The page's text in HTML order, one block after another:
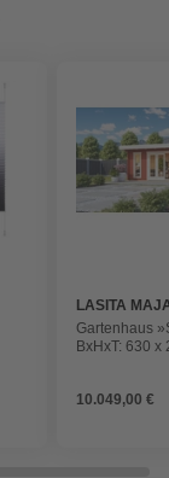
LASITA
Gartenhaus
BxHxT: 630 x
schwedenrot
10.049,00 €